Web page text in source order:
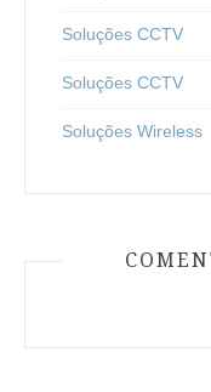
Soluções CCTV
Soluções CCTV
Soluções Wireless